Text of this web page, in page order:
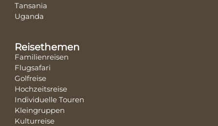
Tansania
Uganda
Reisethemen
Familienreisen
Flugsafari
Golfreise
Hochzeitsreise
Individuelle Touren
Kleingruppen
Kulturreise